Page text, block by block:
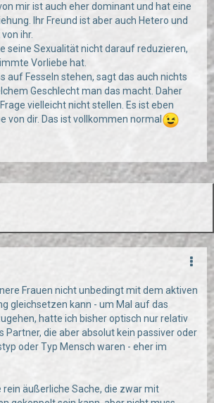
mir ist auch eher dominant und hat eine
Ihr Freund ist aber auch Hetero und
ihr.
seine Sexualität nicht darauf reduzieren,
Vorliebe hat.
auf Fesseln stehen, sagt das auch nichts
Geschlecht man das macht. Daher
vielleicht nicht stellen. Es ist eben
von dir. Das ist vollkommen normal
Frauen nicht unbedingt mit dem aktiven
gleichsetzen kann - um Mal auf das
hatte ich bisher optisch nur relativ
Partner, die aber absolut kein passiver oder
oder Typ Mensch waren - eher im
äußerliche Sache, die zwar mit